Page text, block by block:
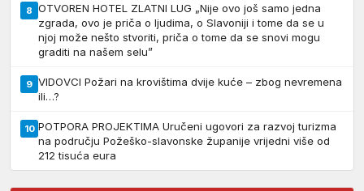
8 OTVOREN HOTEL ZLATNI LUG „Nije ovo još samo jedna
zgrada, ovo je priča o ljudima, o Slavoniji i tome da se u
njoj može nešto stvoriti, priča o tome da se snovi mogu
graditi na našem selu”
9 VIDOVCI Požari na krovištima dvije kuće – zbog nevremena
ili…?
10 POTPORA PROJEKTIMA Uručeni ugovori za razvoj turizma
na području Požeško-slavonske županije vrijedni više od
212 tisuća eura